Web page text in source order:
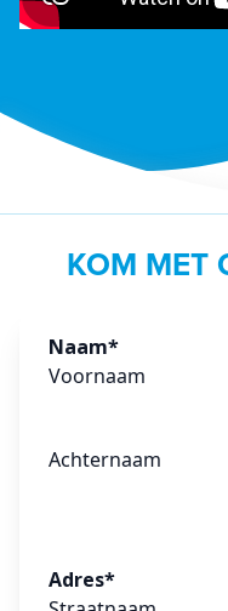
KOM MET
Naam*
Voornaam
Achternaam
Adres*